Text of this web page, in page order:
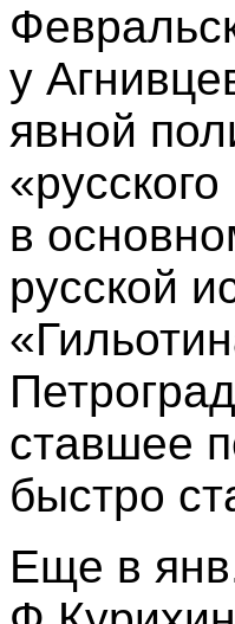
у
явной
в
русской
ставшее
быстро
Еще в